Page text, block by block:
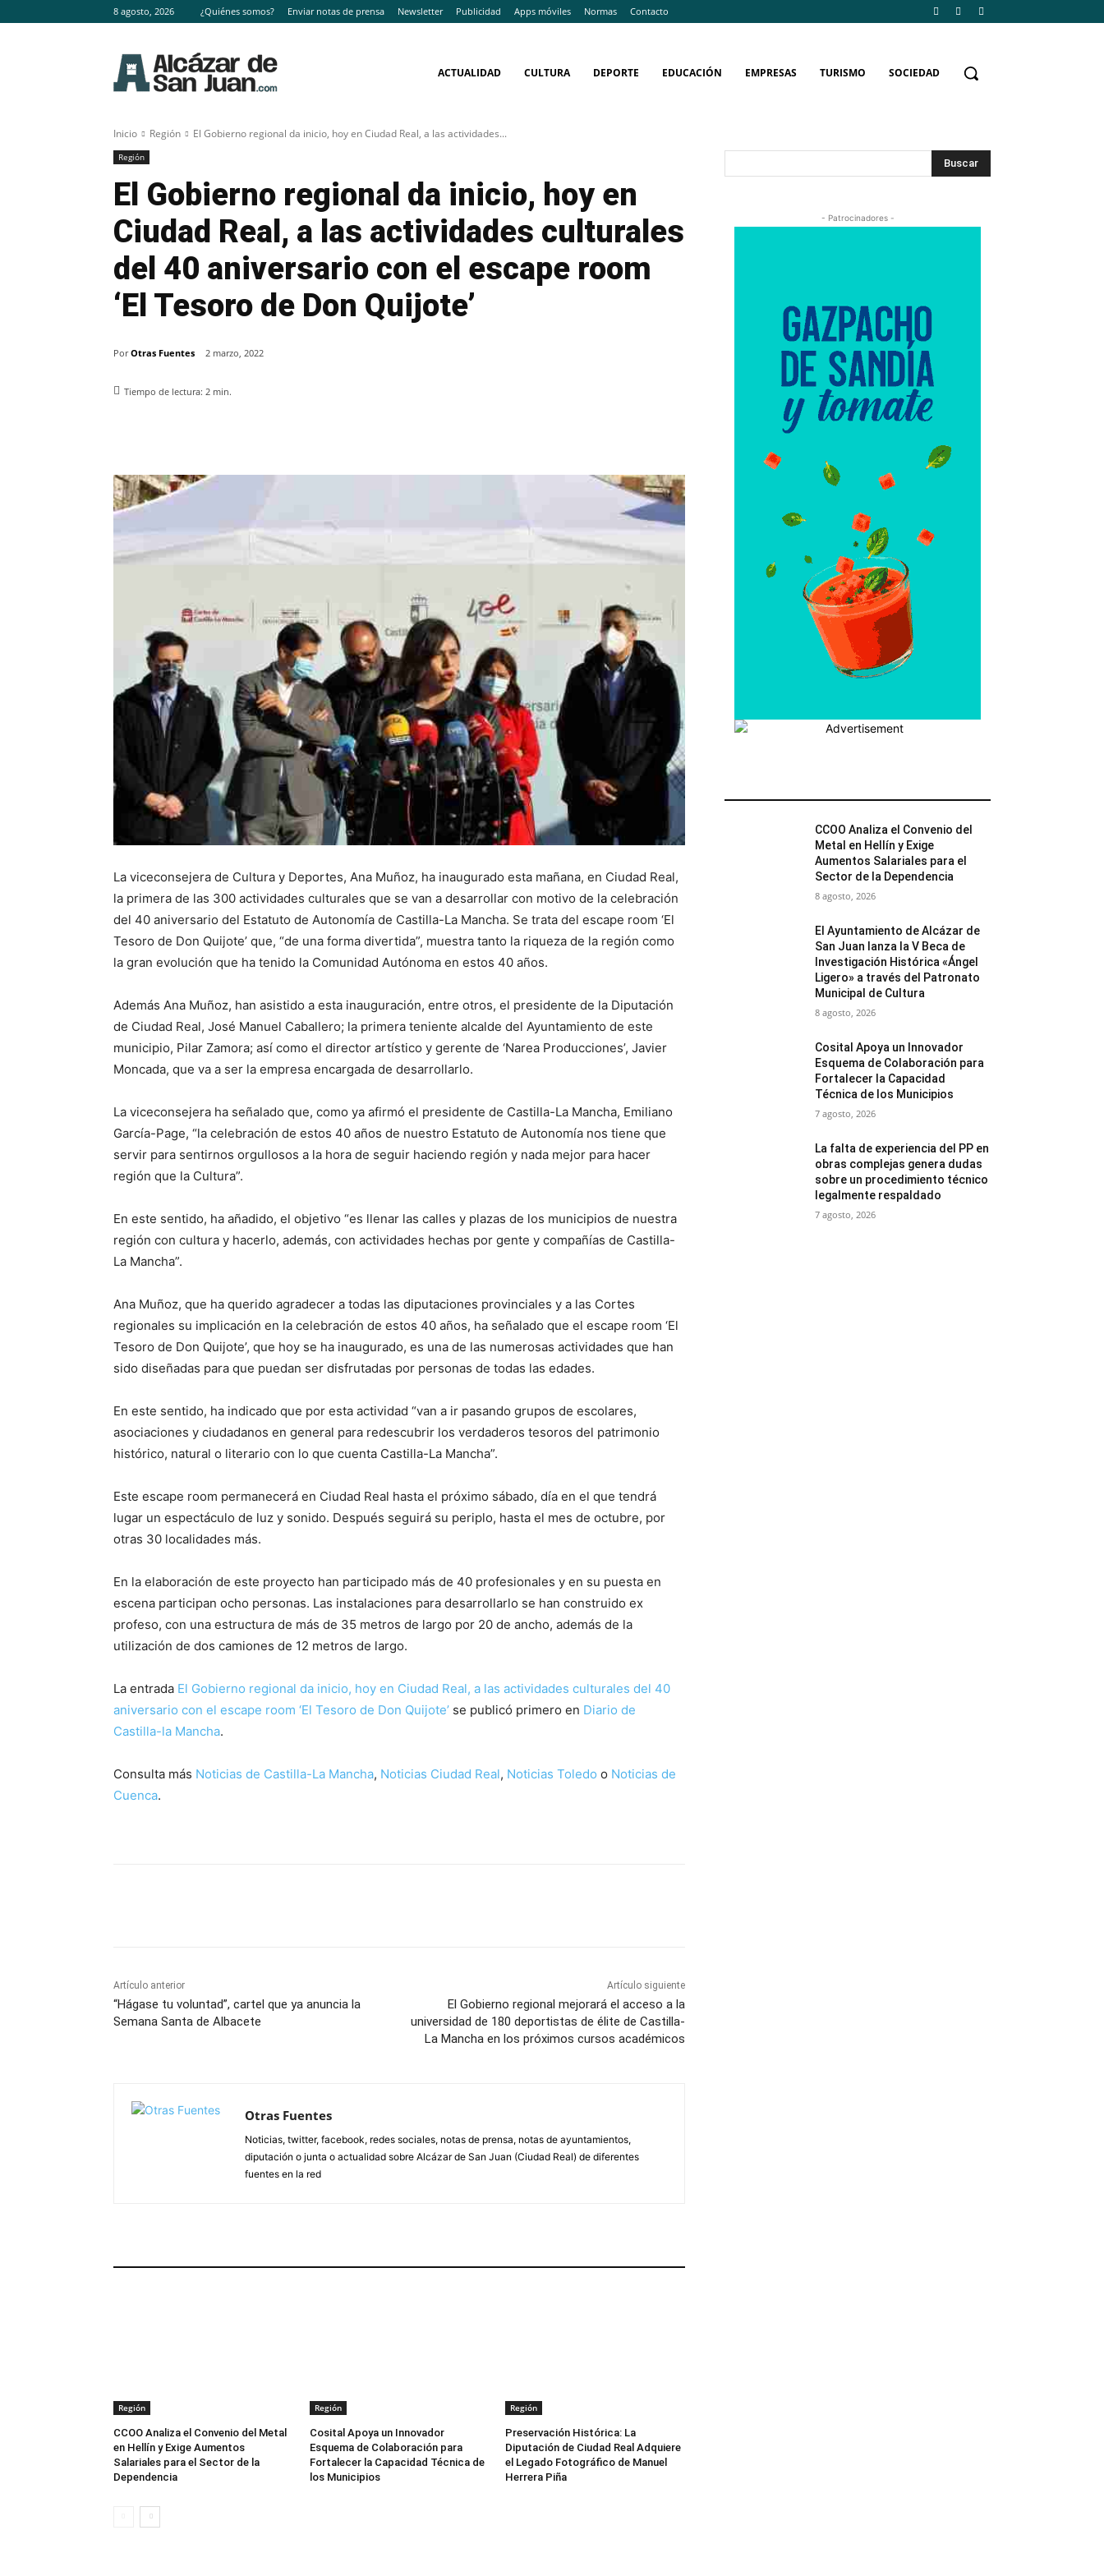
8 agosto, 2026 ¿Quiénes somos? Enviar notas de prensa Newsletter Publicidad Apps móviles Normas Contacto
ACTUALIDAD CULTURA DEPORTE EDUCACIÓN EMPRESAS TURISMO SOCIEDAD
Inicio Región El Gobierno regional da inicio, hoy en Ciudad Real, a las actividades...
Región
El Gobierno regional da inicio, hoy en
Ciudad Real, a las actividades culturales
del 40 aniversario con el escape room
‘El Tesoro de Don Quijote’
Por Otras Fuentes 2 marzo, 2022
Tiempo de lectura: 2 min.
La viceconsejera de Cultura y Deportes, Ana Muñoz, ha inaugurado esta mañana, en Ciudad Real,
la primera de las 300 actividades culturales que se van a desarrollar con motivo de la celebración
del 40 aniversario del Estatuto de Autonomía de Castilla-La Mancha. Se trata del escape room ‘El
Tesoro de Don Quijote’ que, “de una forma divertida”, muestra tanto la riqueza de la región como
la gran evolución que ha tenido la Comunidad Autónoma en estos 40 años.
Además Ana Muñoz, han asistido a esta inauguración, entre otros, el presidente de la Diputación
de Ciudad Real, José Manuel Caballero; la primera teniente alcalde del Ayuntamiento de este
municipio, Pilar Zamora; así como el director artístico y gerente de ‘Narea Producciones’, Javier
Moncada, que va a ser la empresa encargada de desarrollarlo.
La viceconsejera ha señalado que, como ya afirmó el presidente de Castilla-La Mancha, Emiliano
García-Page, “la celebración de estos 40 años de nuestro Estatuto de Autonomía nos tiene que
servir para sentirnos orgullosos a la hora de seguir haciendo región y nada mejor para hacer
región que la Cultura”.
En este sentido, ha añadido, el objetivo “es llenar las calles y plazas de los municipios de nuestra
región con cultura y hacerlo, además, con actividades hechas por gente y compañías de Castilla-
La Mancha”.
Ana Muñoz, que ha querido agradecer a todas las diputaciones provinciales y a las Cortes
regionales su implicación en la celebración de estos 40 años, ha señalado que el escape room ‘El
Tesoro de Don Quijote’, que hoy se ha inaugurado, es una de las numerosas actividades que han
sido diseñadas para que puedan ser disfrutadas por personas de todas las edades.
En este sentido, ha indicado que por esta actividad “van a ir pasando grupos de escolares,
asociaciones y ciudadanos en general para redescubrir los verdaderos tesoros del patrimonio
histórico, natural o literario con lo que cuenta Castilla-La Mancha”.
Este escape room permanecerá en Ciudad Real hasta el próximo sábado, día en el que tendrá
lugar un espectáculo de luz y sonido. Después seguirá su periplo, hasta el mes de octubre, por
otras 30 localidades más.
En la elaboración de este proyecto han participado más de 40 profesionales y en su puesta en
escena participan ocho personas. Las instalaciones para desarrollarlo se han construido ex
profeso, con una estructura de más de 35 metros de largo por 20 de ancho, además de la
utilización de dos camiones de 12 metros de largo.
La entrada El Gobierno regional da inicio, hoy en Ciudad Real, a las actividades culturales del 40
aniversario con el escape room ‘El Tesoro de Don Quijote’ se publicó primero en Diario de
Castilla-la Mancha.
Consulta más Noticias de Castilla-La Mancha, Noticias Ciudad Real, Noticias Toledo o Noticias de
Cuenca.
Artículo anterior
“Hágase tu voluntad”, cartel que ya anuncia la
Semana Santa de Albacete
Artículo siguiente
El Gobierno regional mejorará el acceso a la
universidad de 180 deportistas de élite de Castilla-
La Mancha en los próximos cursos académicos
Otras Fuentes
Noticias, twitter, facebook, redes sociales, notas de prensa, notas de ayuntamientos,
diputación o junta o actualidad sobre Alcázar de San Juan (Ciudad Real) de diferentes
fuentes en la red
Región
CCOO Analiza el Convenio del Metal
en Hellín y Exige Aumentos
Salariales para el Sector de la
Dependencia
Región
Cosital Apoya un Innovador
Esquema de Colaboración para
Fortalecer la Capacidad Técnica de
los Municipios
Región
Preservación Histórica: La
Diputación de Ciudad Real Adquiere
el Legado Fotográfico de Manuel
Herrera Piña
Buscar
- Patrocinadores -
CCOO Analiza el Convenio del
Metal en Hellín y Exige
Aumentos Salariales para el
Sector de la Dependencia
8 agosto, 2026
El Ayuntamiento de Alcázar de
San Juan lanza la V Beca de
Investigación Histórica «Ángel
Ligero» a través del Patronato
Municipal de Cultura
8 agosto, 2026
Cosital Apoya un Innovador
Esquema de Colaboración para
Fortalecer la Capacidad
Técnica de los Municipios
7 agosto, 2026
La falta de experiencia del PP en
obras complejas genera dudas
sobre un procedimiento técnico
legalmente respaldado
7 agosto, 2026